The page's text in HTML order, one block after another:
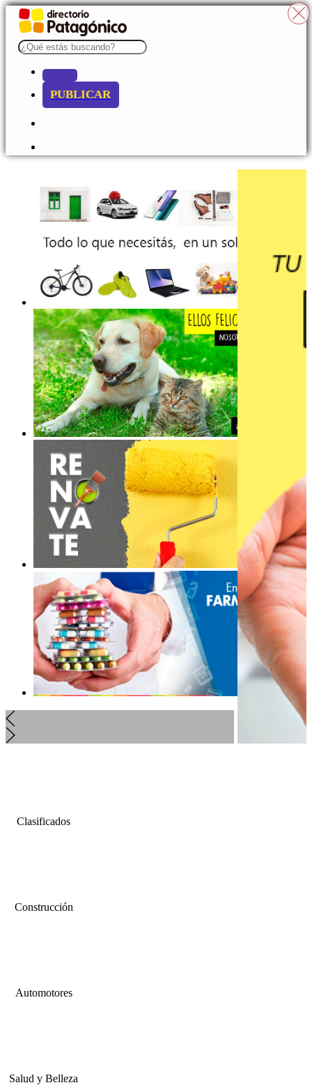
PUBLICAR
Clasificados
Construcción
Automotores
Salud y Belleza